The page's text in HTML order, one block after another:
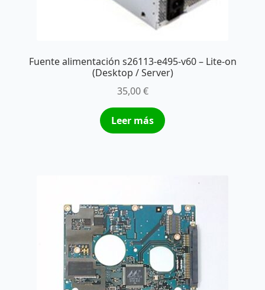
Fuente alimentación s26113-e495-v60 – Lite-on
(Desktop / Server)
35,00€
Leer más